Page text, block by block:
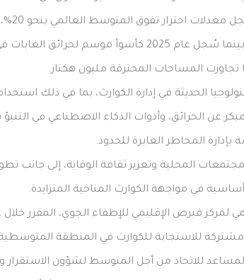
واسعة النطاق في عدة دول أوروبية، بينما سُجل عام 2025 كأسوأ
الحديثة في إدارة الكوارث، بما في ذلك
عن الحرائق، وأدوات الذكاء الاصطناعي في
بإدارة المخاطر العابرة للحدود.
المحلية وتعزيز ثقافة الوقاية، إلى جانب
في مواجهة الكوارث المناخية المتزايدة.
للاستجابة للكوارث في المنطقة
للاتحاد من أجل المتوسط لشؤون الاستقرار